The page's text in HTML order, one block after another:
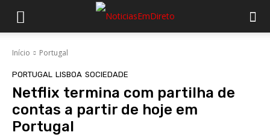
Início Portugal
PORTUGAL LISBOA SOCIEDADE
Netflix termina com partilha de
contas a partir de hoje em
Portugal